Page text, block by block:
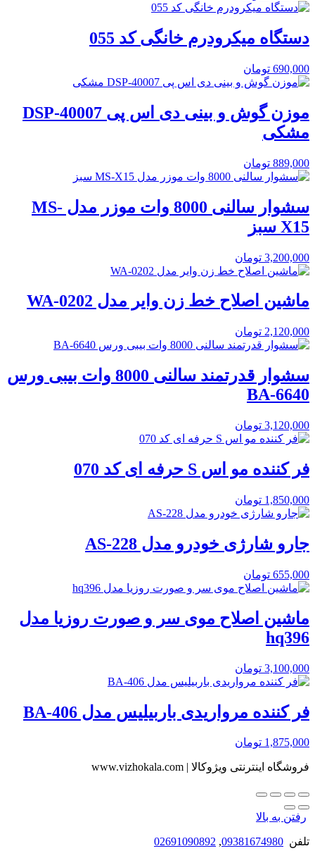
دستگاه میکرودرم خانگی کد 055
690,000 تومان
موزن گوش و بینی دی اس پی DSP-40007
مشکی
889,000 تومان
سشوار سالنی 8000 وات موزر مدل MS-
X15 سبز
3,200,000 تومان
ماشین اصلاح خط زن وایر مدل WA-0202
2,120,000 تومان
سشوار قدرتمند سالنی 8000 وات بیبی ورس
BA-6640
3,120,000 تومان
فر کننده مو اس S حرفه ای کد 070
1,850,000 تومان
جارو شارژی خودرو مدل AS-228
655,000 تومان
ماشین اصلاح موی سر و صورت روزیا مدل
hq396
3,100,000 تومان
فر کننده مرواریدی باربیلیس مدل BA-406
1,875,000 تومان
فروشگاه اینترنتی ویژوکالا | www.vizhokala.com
رفتن به بالا
تلفن 09381674980
,
02691090892